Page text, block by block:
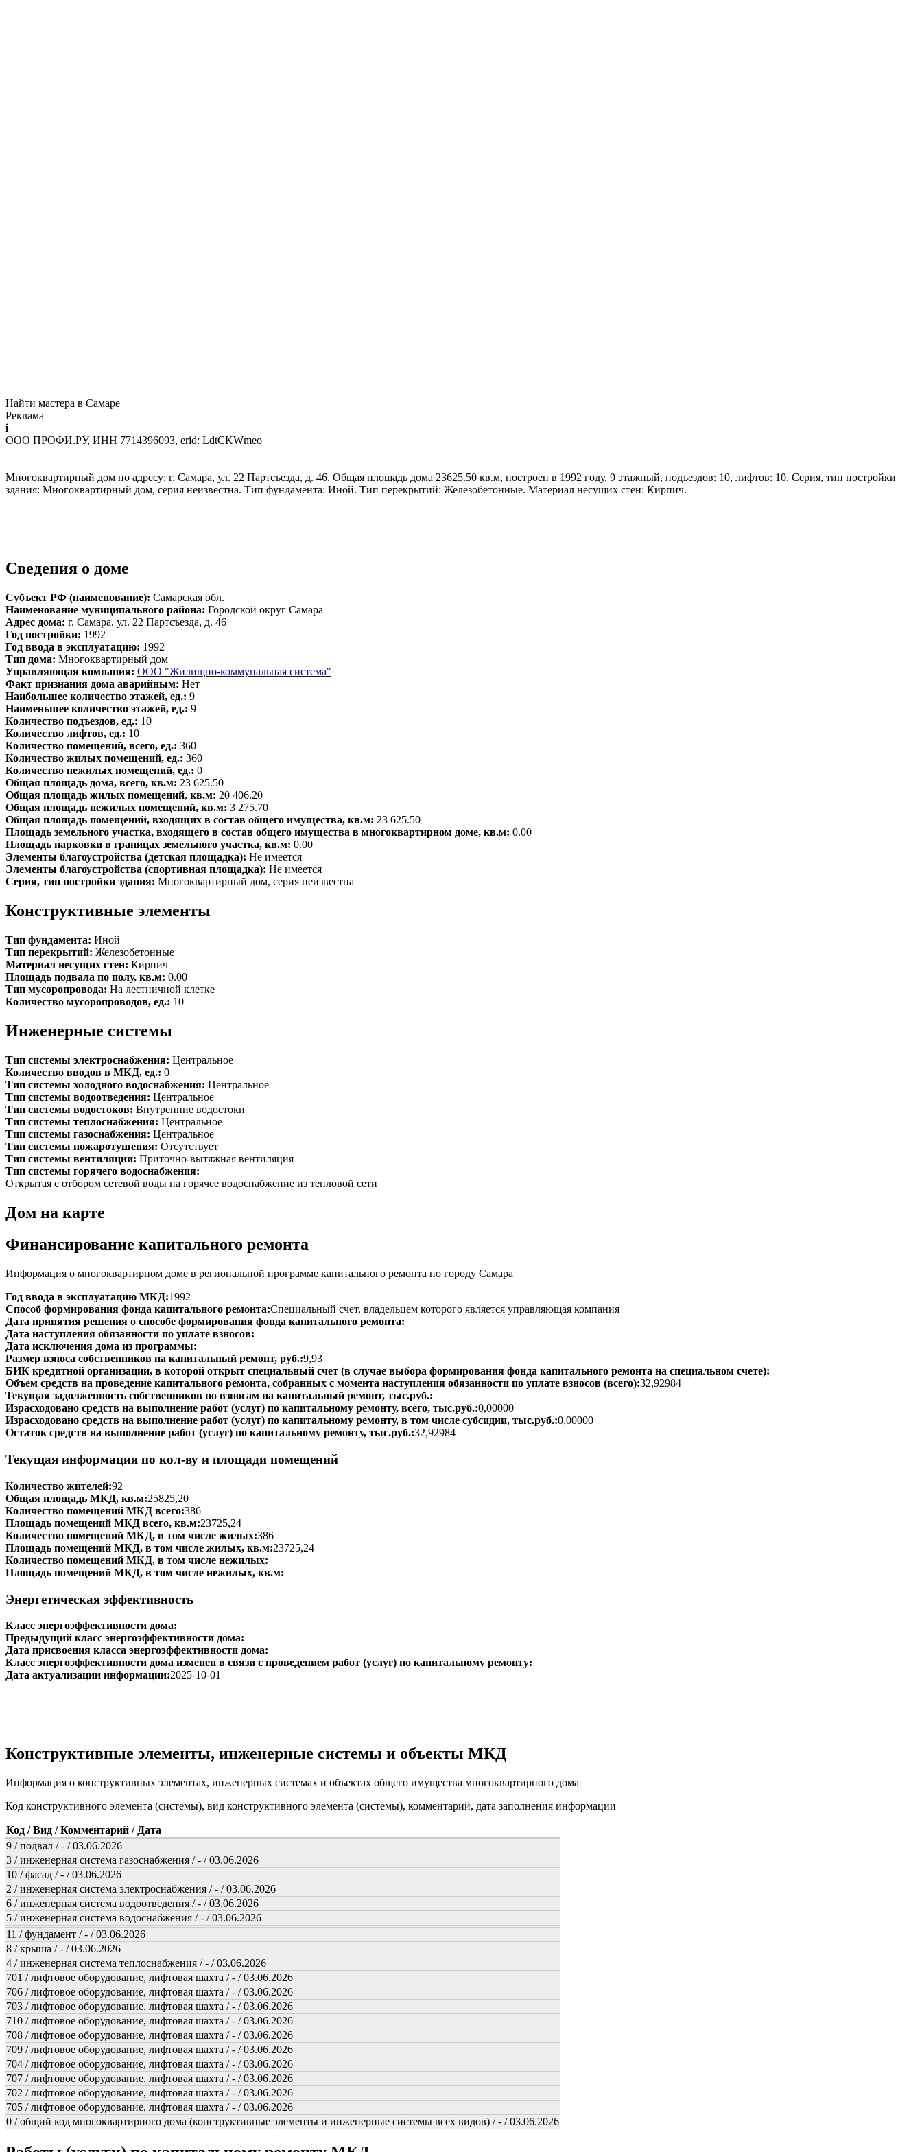
Найти мастера в Самаре
Реклама
i
ООО ПРОФИ.РУ, ИНН 7714396093, erid: LdtCKWmeo
Многоквартирный дом по адресу: г. Самара, ул. 22 Партсъезда, д. 46. Общая площадь дома 23625.50 кв.м, построен в 1992 году, 9 этажный, подъездов: 10, лифтов: 10. Серия, тип постройки
здания: Многоквартирный дом, серия неизвестна. Тип фундамента: Иной. Тип перекрытий: Железобетонные. Материал несущих стен: Кирпич.
Сведения о доме
Субъект РФ (наименование): Самарская обл.
Наименование муниципального района: Городской округ Самара
Адрес дома: г. Самара, ул. 22 Партсъезда, д. 46
Год постройки: 1992
Год ввода в эксплуатацию: 1992
Тип дома: Многоквартирный дом
Управляющая компания: ООО "Жилищно-коммунальная система"
Факт признания дома аварийным: Нет
Наибольшее количество этажей, ед.: 9
Наименьшее количество этажей, ед.: 9
Количество подъездов, ед.: 10
Количество лифтов, ед.: 10
Количество помещений, всего, ед.: 360
Количество жилых помещений, ед.: 360
Количество нежилых помещений, ед.: 0
Общая площадь дома, всего, кв.м: 23 625.50
Общая площадь жилых помещений, кв.м: 20 406.20
Общая площадь нежилых помещений, кв.м: 3 275.70
Общая площадь помещений, входящих в состав общего имущества, кв.м: 23 625.50
Площадь земельного участка, входящего в состав общего имущества в многоквартирном доме, кв.м: 0.00
Площадь парковки в границах земельного участка, кв.м: 0.00
Элементы благоустройства (детская площадка): Не имеется
Элементы благоустройства (спортивная площадка): Не имеется
Серия, тип постройки здания: Многоквартирный дом, серия неизвестна
Конструктивные элементы
Тип фундамента: Иной
Тип перекрытий: Железобетонные
Материал несущих стен: Кирпич
Площадь подвала по полу, кв.м: 0.00
Тип мусоропровода: На лестничной клетке
Количество мусоропроводов, ед.: 10
Инженерные системы
Тип системы электроснабжения: Центральное
Количество вводов в МКД, ед.: 0
Тип системы холодного водоснабжения: Центральное
Тип системы водоотведения: Центральное
Тип системы водостоков: Внутренние водостоки
Тип системы теплоснабжения: Центральное
Тип системы газоснабжения: Центральное
Тип системы пожаротушения: Отсутствует
Тип системы вентиляции: Приточно-вытяжная вентиляция
Тип системы горячего водоснабжения:
Открытая с отбором сетевой воды на горячее водоснабжение из тепловой сети
Дом на карте
Финансирование капитального ремонта
Информация о многоквартирном доме в региональной программе капитального ремонта по городу Самара
Год ввода в эксплуатацию МКД:1992
Способ формирования фонда капитального ремонта:Специальный счет, владельцем которого является управляющая компания
Дата принятия решения о способе формирования фонда капитального ремонта:
Дата наступления обязанности по уплате взносов:
Дата исключения дома из программы:
Размер взноса собственников на капитальный ремонт, руб.:9,93
БИК кредитной организации, в которой открыт специальный счет (в случае выбора формирования фонда капитального ремонта на специальном счете):
Объем средств на проведение капитального ремонта, собранных с момента наступления обязанности по уплате взносов (всего):32,92984
Текущая задолженность собственников по взносам на капитальный ремонт, тыс.руб.:
Израсходовано средств на выполнение работ (услуг) по капитальному ремонту, всего, тыс.руб.:0,00000
Израсходовано средств на выполнение работ (услуг) по капитальному ремонту, в том числе субсидии, тыс.руб.:0,00000
Остаток средств на выполнение работ (услуг) по капитальному ремонту, тыс.руб.:32,92984
Текущая информация по кол-ву и площади помещений
Количество жителей:92
Общая площадь МКД, кв.м:25825,20
Количество помещений МКД всего:386
Площадь помещений МКД всего, кв.м:23725,24
Количество помещений МКД, в том числе жилых:386
Площадь помещений МКД, в том числе жилых, кв.м:23725,24
Количество помещений МКД, в том числе нежилых:
Площадь помещений МКД, в том числе нежилых, кв.м:
Энергетическая эффективность
Класс энергоэффективности дома:
Предыдущий класс энергоэффективности дома:
Дата присвоения класса энергоэффективности дома:
Класс энергоэффективности дома изменен в связи с проведением работ (услуг) по капитальному ремонту:
Дата актуализации информации:2025-10-01
Конструктивные элементы, инженерные системы и объекты МКД
Информация о конструктивных элементах, инженерных системах и объектах общего имущества многоквартирного дома
Код конструктивного элемента (системы), вид конструктивного элемента (системы), комментарий, дата заполнения информации
Код / Вид / Комментарий / Дата
9 / подвал / - / 03.06.2026
3 / инженерная система газоснабжения / - / 03.06.2026
10 / фасад / - / 03.06.2026
2 / инженерная система электроснабжения / - / 03.06.2026
6 / инженерная система водоотведения / - / 03.06.2026
5 / инженерная система водоснабжения / - / 03.06.2026
11 / фундамент / - / 03.06.2026
8 / крыша / - / 03.06.2026
4 / инженерная система теплоснабжения / - / 03.06.2026
701 / лифтовое оборудование, лифтовая шахта / - / 03.06.2026
706 / лифтовое оборудование, лифтовая шахта / - / 03.06.2026
703 / лифтовое оборудование, лифтовая шахта / - / 03.06.2026
710 / лифтовое оборудование, лифтовая шахта / - / 03.06.2026
708 / лифтовое оборудование, лифтовая шахта / - / 03.06.2026
709 / лифтовое оборудование, лифтовая шахта / - / 03.06.2026
704 / лифтовое оборудование, лифтовая шахта / - / 03.06.2026
707 / лифтовое оборудование, лифтовая шахта / - / 03.06.2026
702 / лифтовое оборудование, лифтовая шахта / - / 03.06.2026
705 / лифтовое оборудование, лифтовая шахта / - / 03.06.2026
0 / общий код многоквартирного дома (конструктивные элементы и инженерные системы всех видов) / - / 03.06.2026